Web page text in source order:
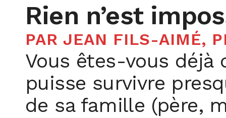
Rien n’est
PAR JEAN FILS-AIMÉ,
Vous êtes-vous déjà
puisse survivre
de sa famille (père,